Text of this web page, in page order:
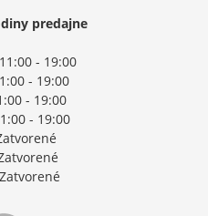
predajne
- 19:00
- 19:00
- 19:00
- 19:00